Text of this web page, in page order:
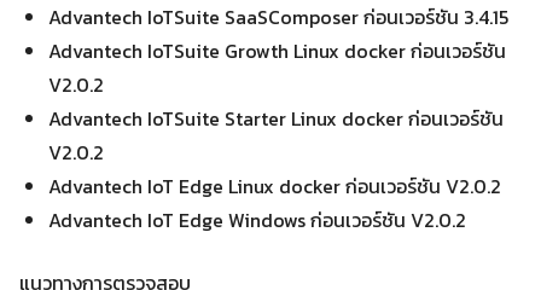
Advantech IoTSuite SaaSComposer ก่อนเวอร์ชัน 3.4.15
Advantech IoTSuite Growth Linux docker ก่อนเวอร์ชัน
V2.0.2
Advantech IoTSuite Starter Linux docker ก่อนเวอร์ชัน
V2.0.2
Advantech IoT Edge Linux docker ก่อนเวอร์ชัน V2.0.2
Advantech IoT Edge Windows ก่อนเวอร์ชัน V2.0.2
แนวทางการตรวจสอบ